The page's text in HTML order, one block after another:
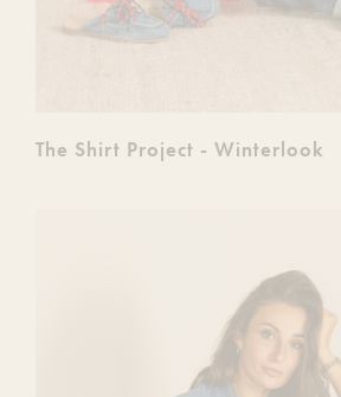
The Shirt Project - Winterlook